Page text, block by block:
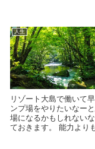
人生
リゾート大島で働いて
ンプ場をやりたいなー
場になるかもしれない
ておきます。 能力より